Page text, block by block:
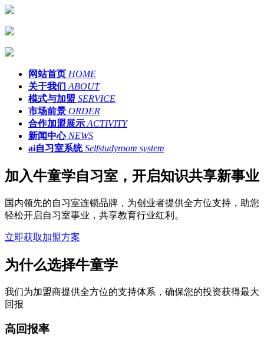
网站首页 HOME
关于我们 ABOUT
模式与加盟 SERVICE
市场前景 ORDER
合作加盟展示 ACTIVITY
新闻中心 NEWS
ai自习室系统 Selfstudyroom system
加入牛童学自习室，开启知识共享新事业
国内领先的自习室连锁品牌，为创业者提供全方位支持，助您
轻松开启自习室事业，共享教育行业红利。
立即获取加盟方案
为什么选择牛童学
我们为加盟商提供全方位的支持体系，确保您的投资获得最大
回报
高回报率